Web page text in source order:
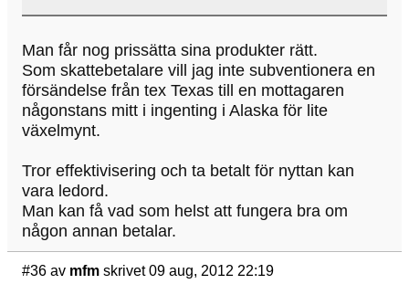
Man får nog prissätta sina produkter rätt.
Som skattebetalare vill jag inte subventionera en
försändelse från tex Texas till en mottagaren
någonstans mitt i ingenting i Alaska för lite
växelmynt.
Tror effektivisering och ta betalt för nyttan kan
vara ledord.
Man kan få vad som helst att fungera bra om
någon annan betalar.
#36 av mfm skrivet 09 aug, 2012 22:19